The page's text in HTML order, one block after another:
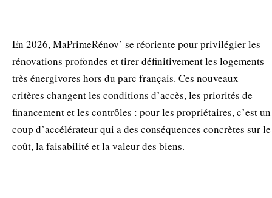
En 2026, MaPrimeRénov’ se réoriente pour privilégier les
rénovations profondes et tirer définitivement les logements
très énergivores hors du parc français. Ces nouveaux
critères changent les conditions d’accès, les priorités de
financement et les contrôles : pour les propriétaires, c’est un
coup d’accélérateur qui a des conséquences concrètes sur le
coût, la faisabilité et la valeur des biens.